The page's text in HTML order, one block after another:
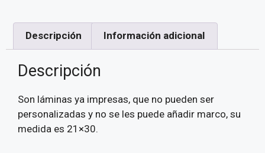
Descripción Información adicional
Descripción
Son láminas ya impresas, que no pueden ser
personalizadas y no se les puede añadir marco, su
medida es 21×30.